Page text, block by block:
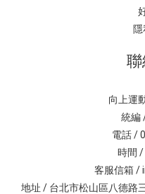
向上運
統編
電話 /
時間 /
客服信箱 /
地址 / 台北市松山區八德路